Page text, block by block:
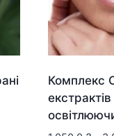
Комплекс
екстрактів